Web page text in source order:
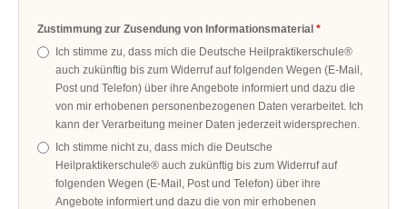
Zustimmung zur Zusendung von Informationsmaterial
Ich stimme zu, dass mich die Deutsche Heilpraktikerschule®
auch zukünftig bis zum Widerruf auf folgenden Wegen (E-Mail,
Post und Telefon) über ihre Angebote informiert und dazu die
von mir erhobenen personenbezogenen Daten verarbeitet. Ich
kann der Verarbeitung meiner Daten jederzeit widersprechen.
Ich stimme nicht zu, dass mich die Deutsche
Heilpraktikerschule® auch zukünftig bis zum Widerruf auf
folgenden Wegen (E-Mail, Post und Telefon) über ihre
Angebote informiert und dazu die von mir erhobenen